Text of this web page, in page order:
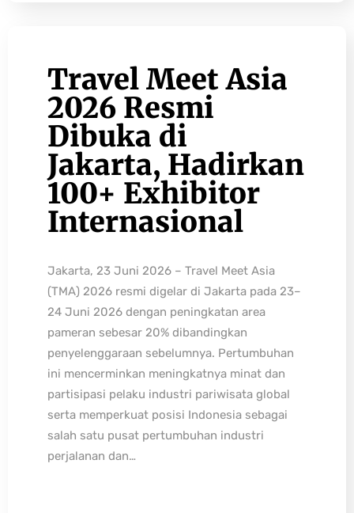
Travel Meet Asia
2026 Resmi
Dibuka di
Jakarta, Hadirkan
100+ Exhibitor
Internasional
Jakarta, 23 Juni 2026 – Travel Meet Asia
(TMA) 2026 resmi digelar di Jakarta pada 23–
24 Juni 2026 dengan peningkatan area
pameran sebesar 20% dibandingkan
penyelenggaraan sebelumnya. Pertumbuhan
ini mencerminkan meningkatnya minat dan
partisipasi pelaku industri pariwisata global
serta memperkuat posisi Indonesia sebagai
salah satu pusat pertumbuhan industri
perjalanan dan…